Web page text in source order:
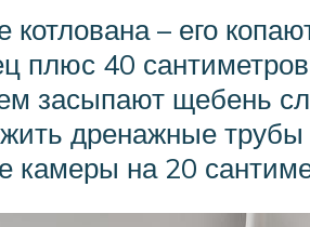
– его
плюс 40
засыпают щебень
дренажные
камеры на 20